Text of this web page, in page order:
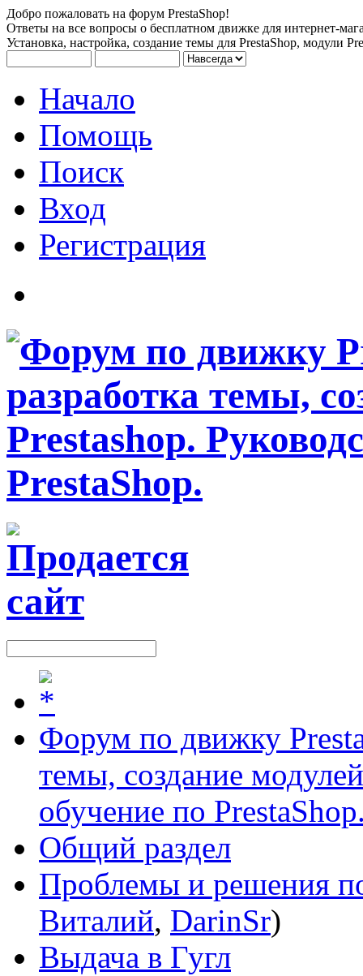
Добро пожаловать на форум PrestaShop!
Ответы на все вопросы о бесплатном движке для интернет-
Установка, настройка, создание темы для PrestaShop, модули
Начало
Помощь
Поиск
Вход
Регистрация
Форум по движку
темы, создание
обучение по
Общий раздел
Проблемы и решения
Виталий, DarinSr)
Выдача в Гугл